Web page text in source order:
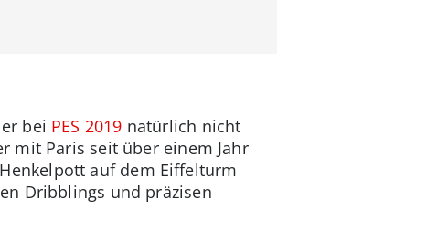
bei PES 2019 natürlich nicht
mit Paris seit über einem Jahr
auf dem Eiffelturm
Dribblings und präzisen